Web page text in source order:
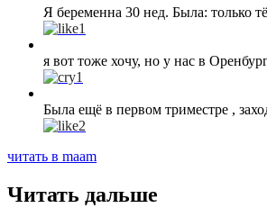
Я беременна 30 нед. Была: только
1
я вот тоже хочу, но у нас в
1
Была ещё в первом триместре ,
2
читать в maam
Читать дальше